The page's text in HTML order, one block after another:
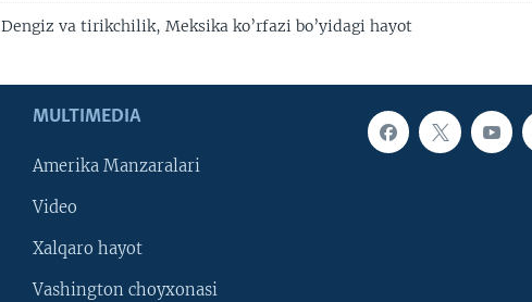
Dengiz va tirikchilik, Meksika ko’rfazi bo’yidagi hayot
MULTIMEDIA
Amerika Manzaralari
Video
Xalqaro hayot
Vashington choyxonasi